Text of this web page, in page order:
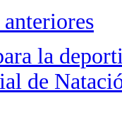
anteriores
la
de